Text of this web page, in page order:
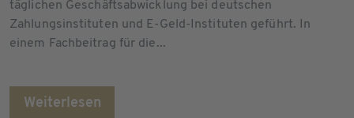
täglichen Geschäftsabwicklung bei deutschen
Zahlungsinstituten und E-Geld-Instituten geführt. In
einem Fachbeitrag für die...
Weiterlesen